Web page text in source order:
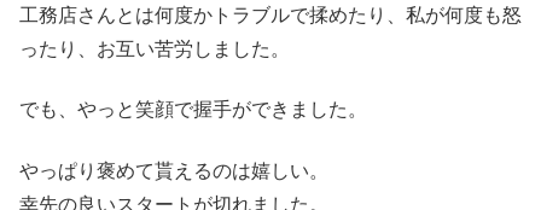
工務店さんとは何度かトラブルで揉めたり、私が何度も怒
ったり、お互い苦労しました。
でも、やっと笑顔で握手ができました。
やっぱり褒めて貰えるのは嬉しい。
幸先の良いスタートが切れました。